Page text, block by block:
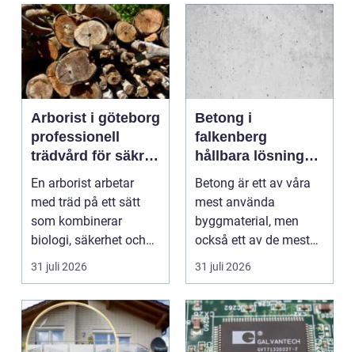
Arborist i göteborg
professionell
trädvård för säkra
och friska träd
En arborist arbetar
med träd på ett sätt
som kombinerar
biologi, säkerhet och
hantverk. I en stad so...
31 juli 2026
Betong i
falkenberg
hållbara lösningar
för grund, golv
och utemiljö
Betong är ett av våra
mest använda
byggmaterial, men
också ett av de mest
missförstådda. Många
tänke...
31 juli 2026